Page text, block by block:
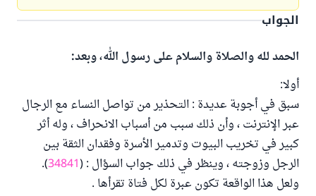
الجواب
الحمد لله والصلاة والسلام على رسول الله، وبعد:
أولا:
سبق في أجوبة عديدة : التحذير من تواصل النساء مع الرجال
عبر الإنترنت ، وأن ذلك سبب من أسباب الانحراف ، وله أثر
كبير في تخريب البيوت وتدمير الأسرة وفقدان الثقة بين
الرجل وزوجته ، وينظر في ذلك جواب السؤال : (34841
).
ولعل هذا الواقعة تكون عبرة لكل فتاة تقرأها .